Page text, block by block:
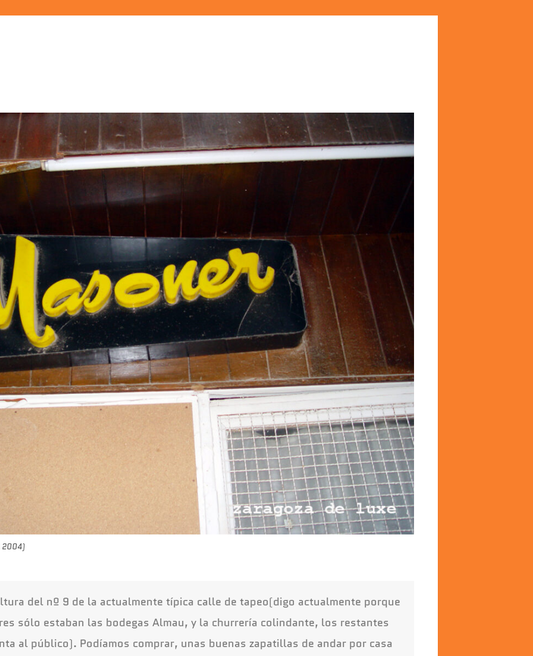
2004)
del nº 9 de la actualmente típica calle de tapeo(digo actualmente porque
sólo estaban las bodegas Almau, y la churrería colindante, los restantes
al público). Podíamos comprar, unas buenas zapatillas de andar por casa